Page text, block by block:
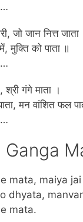
जो जान नित्त जाता
मुक्ति को पाता ॥
गंगे माता ।
मन वांशित फल
Ganga
mata, maiya
dhyata,
mata.